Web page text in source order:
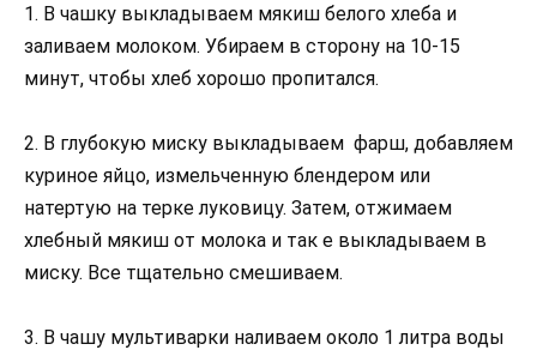
1. В чашку выкладываем мякиш белого хлеба и
заливаем молоком. Убираем в сторону на 10-15
минут, чтобы хлеб хорошо пропитался.
2. В глубокую миску выкладываем фарш, добавляем
куриное яйцо, измельченную блендером или
натертую на терке луковицу. Затем, отжимаем
хлебный мякиш от молока и так е выкладываем в
миску. Все тщательно смешиваем.
3. В чашу мультиварки наливаем около 1 литра воды